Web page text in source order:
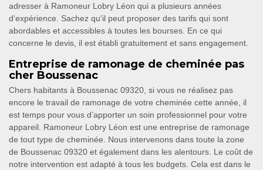
adresser à Ramoneur Lobry Léon qui a plusieurs années
d'expérience. Sachez qu'il peut proposer des tarifs qui sont
abordables et accessibles à toutes les bourses. En ce qui
concerne le devis, il est établi gratuitement et sans engagement.
Entreprise de ramonage de cheminée pas
cher Boussenac
Chers habitants à Boussenac 09320, si vous ne réalisez pas
encore le travail de ramonage de votre cheminée cette année, il
est temps pour vous d’apporter un soin professionnel pour votre
appareil. Ramoneur Lobry Léon est une entreprise de ramonage
de tout type de cheminée. Nous intervenons dans toute la zone
de Boussenac 09320 et également dans les alentours. Le coût de
notre intervention est adapté à tous les budgets. Cela est dans le